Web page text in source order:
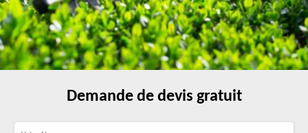
Demande de devis gratuit